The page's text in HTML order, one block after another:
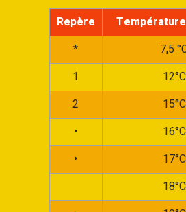
Repère
*
7,5
1
12°C
2
15°C
•
16°C
•
17°C
18°C